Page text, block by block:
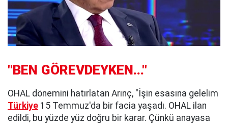
"BEN GÖREVDEYKEN..."
OHAL dönemini hatırlatan Arınç, "İşin esasına gelelim
Türkiye 15 Temmuz'da bir facia yaşadı. OHAL ilan
edildi, bu yüzde yüz doğru bir karar. Çünkü anayasa